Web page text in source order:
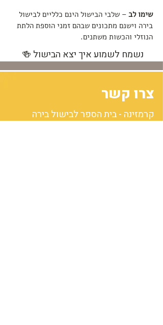
שימו לב – שלבי הבישול הינם כלליים לבישול
בירה וישנם מתכונים שבהם זמני הוספת הלתת
הנוזלי והכשות משתנים.
נשמח לשמוע איך יצא הבישול 🍻 ​
צרו קשר
קרמזינה - בית הספר לבישול בירה